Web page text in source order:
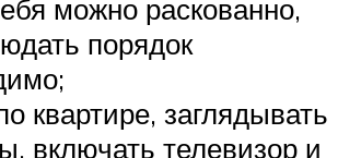
можно раскованно,
порядок
квартире, заглядывать
включать телевизор и